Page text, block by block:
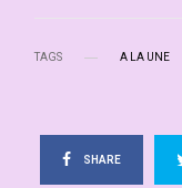
TAGS A LA UNE
SHARE